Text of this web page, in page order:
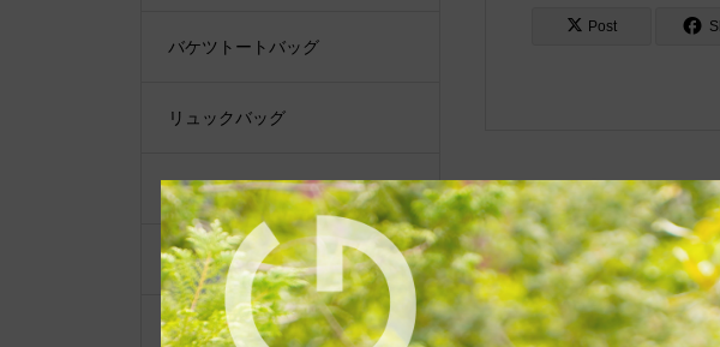
Post
バケツトートバッグ
リュックバッグ
ショルダーバッグ
ショルダーベルト
ポーチ・ポシェット